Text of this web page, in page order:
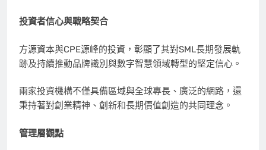
投資者信心與戰略契合
方源資本與CPE源峰的投資，彰顯了其對SML長期發展軌
跡及持續推動品牌識別與數字智慧領域轉型的堅定信心。
兩家投資機構不僅具備區域與全球專長、廣泛的網路，還
秉持著對創業精神、創新和長期價值創造的共同理念。
管理層觀點